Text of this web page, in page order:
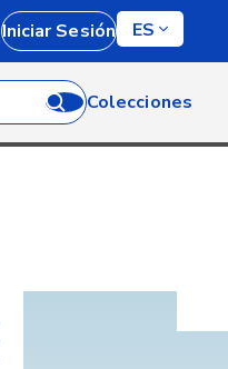
Iniciar Sesión ES
Colecciones